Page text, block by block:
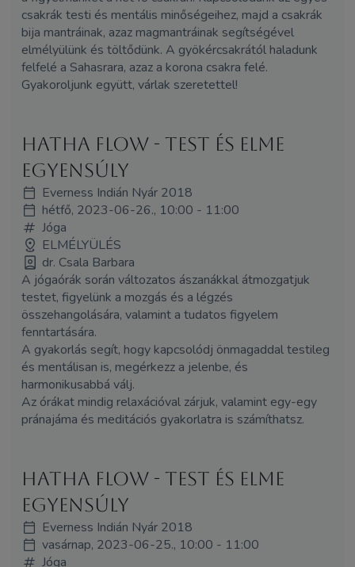
csakrák testi és mentális minőségeihez, majd a csakrák
bija mantráinak, azaz magmantráinak segítségével
elmélyülünk és töltődünk. A gyökércsakrától haladunk
felfelé a Sahasrara, azaz a korona csakra felé.
Gyakoroljunk együtt, várlak szeretettel!
Hatha flow - Test és elme
egyensúly
Everness Indián Nyár 2018
hétfő, 2023-06-26., 10:00 - 11:00
Jóga
ELMÉLYÜLÉS
dr. Csala Barbara
A jógaórák során változatos ászanákkal átmozgatjuk
testet, figyelünk a mozgás és a légzés
összehangolására, valamint a tudatos figyelem
fenntartására.
A gyakorlás segít, hogy kapcsolódj önmagaddal testileg
és mentálisan is, megérkezz a jelenbe, és
harmonikusabbá válj.
Az órákat mindig relaxációval zárjuk, valamint egy-egy
pránajáma és meditációs gyakorlatra is számíthatsz.
Hatha flow - Test és elme
egyensúly
Everness Indián Nyár 2018
vasárnap, 2023-06-25., 10:00 - 11:00
Jóga